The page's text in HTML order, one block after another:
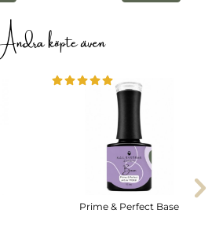
köpte även
Prime & Perfect Base